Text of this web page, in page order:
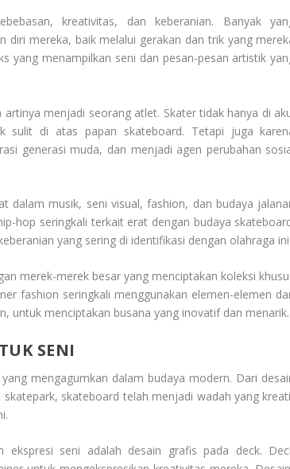
kreativitas, dan keberanian. Banyak
diri mereka, baik melalui gerakan dan trik yang
yang menampilkan seni dan pesan-pesan artistik
menjadi seorang atlet. Skater tidak hanya di
sulit di atas papan skateboard. Tetapi juga
generasi muda, dan menjadi agen perubahan
dalam musik, seni visual, fashion, dan budaya
hop seringkali terkait erat dengan budaya
yang sering di identifikasi dengan olahraga ini.
merek-merek besar yang menciptakan koleksi
fashion seringkali menggunakan elemen-elemen
untuk menciptakan busana yang inovatif dan menarik.
SENI
mengagumkan dalam budaya modern. Dari
skateboard telah menjadi wadah yang
seni adalah desain grafis pada deck.